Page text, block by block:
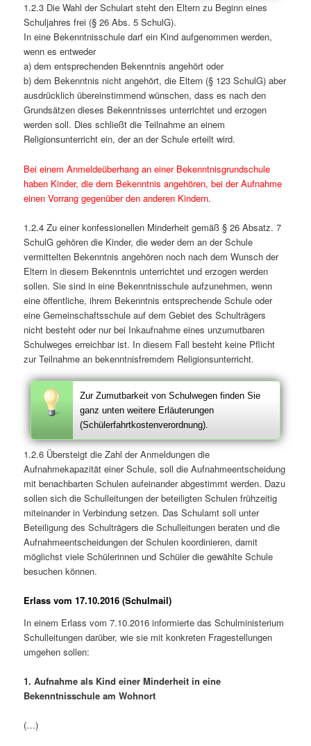
1.2.3 Die Wahl der Schulart steht den Eltern zu Beginn eines
Schuljahres frei (§ 26 Abs. 5 SchulG).
In eine Bekenntnisschule darf ein Kind aufgenommen werden,
wenn es entweder
a) dem entsprechenden Bekenntnis angehört oder
b) dem Bekenntnis nicht angehört, die Eltern (§ 123 SchulG) aber
ausdrücklich übereinstimmend wünschen, dass es nach den
Grundsätzen dieses Bekenntnisses unterrichtet und erzogen
werden soll. Dies schließt die Teilnahme an einem
Religionsunterricht ein, der an der Schule erteilt wird.
Bei einem Anmeldeüberhang an einer Bekenntnisgrundschule
haben Kinder, die dem Bekenntnis angehören, bei der Aufnahme
einen Vorrang gegenüber den anderen Kindern.
1.2.4 Zu einer konfessionellen Minderheit gemäß § 26 Absatz. 7
SchulG gehören die Kinder, die weder dem an der Schule
vermittelten Bekenntnis angehören noch nach dem Wunsch der
Eltern in diesem Bekenntnis unterrichtet und erzogen werden
sollen. Sie sind in eine Bekenntnisschule aufzunehmen, wenn
eine öffentliche, ihrem Bekenntnis entsprechende Schule oder
eine Gemeinschaftsschule auf dem Gebiet des Schulträgers
nicht besteht oder nur bei Inkaufnahme eines unzumutbaren
Schulweges erreichbar ist. In diesem Fall besteht keine Pflicht
zur Teilnahme an bekenntnisfremdem Religionsunterricht.
Zur Zumutbarkeit von Schulwegen finden Sie
ganz unten weitere Erläuterungen
(Schülerfahrtkostenverordnung).
1.2.6 Übersteigt die Zahl der Anmeldungen die
Aufnahmekapazität einer Schule, soll die Aufnahmeentscheidung
mit benachbarten Schulen aufeinander abgestimmt werden. Dazu
sollen sich die Schulleitungen der beteiligten Schulen frühzeitig
miteinander in Verbindung setzen. Das Schulamt soll unter
Beteiligung des Schulträgers die Schulleitungen beraten und die
Aufnahmeentscheidungen der Schulen koordinieren, damit
möglichst viele Schülerinnen und Schüler die gewählte Schule
besuchen können.
Erlass vom 17.10.2016 (Schulmail)
In einem Erlass vom 7.10.2016 informierte das Schulministerium
Schulleitungen darüber, wie sie mit konkreten Fragestellungen
umgehen sollen:
1. Aufnahme als Kind einer Minderheit in eine
Bekenntnisschule am Wohnort
(…)